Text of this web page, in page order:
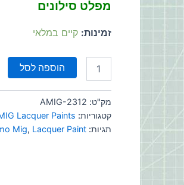
מפלט סילונים
זמינות: קיים במלאי
הוספה לסל
מק"ט: AMIG-2312
קטגוריות: Lacquer Paints
תגיות:
Mig, Lacquer Paint